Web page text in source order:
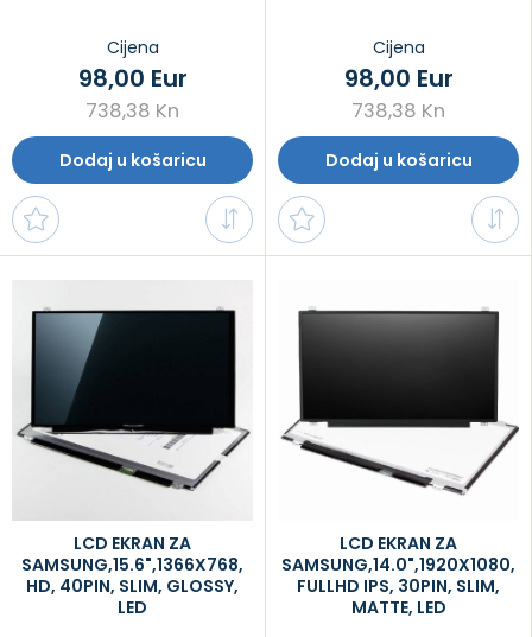
Cijena
738,38 Kn
98,00 Eur
Dodaj u košaricu
Cijena
738,38 Kn
98,00 Eur
Dodaj u košaricu
LCD EKRAN ZA
SAMSUNG,15.6",1366X768,
HD, 40PIN, SLIM, GLOSSY,
LED
LCD EKRAN ZA
SAMSUNG,14.0",1920X1080,
FULLHD IPS, 30PIN, SLIM,
MATTE, LED